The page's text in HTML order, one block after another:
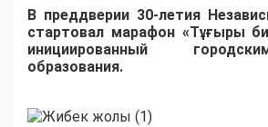
В преддверии 30-летия
стартовал марафон «Тұғыры
инициированный
образования.